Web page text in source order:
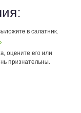
в салатник.
оцените его или
признательны.